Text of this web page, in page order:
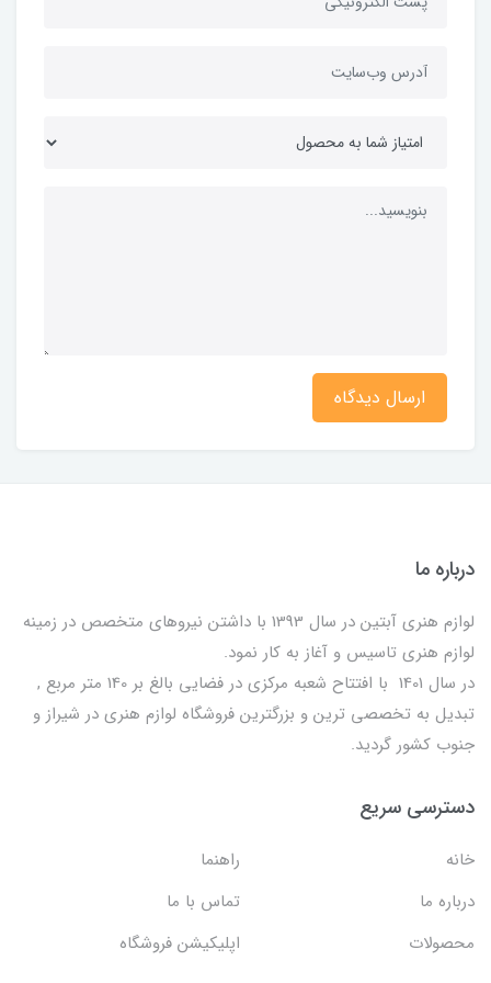
ارسال دیدگاه
درباره ما
لوازم هنری آبتین در سال 1393 با داشتن نیروهای متخصص در زمینه
لوازم هنری تاسیس و آغاز به کار نمود.
در سال 1401 با افتتاح شعبه مرکزی در فضایی بالغ بر 140 متر مربع ,
تبدیل به تخصصی ترین و بزرگترین فروشگاه لوازم هنری در شیراز و
جنوب کشور گردید.
دسترسی سریع
خانه
راهنما
درباره ما
تماس با ما
محصولات
اپلیکیشن فروشگاه